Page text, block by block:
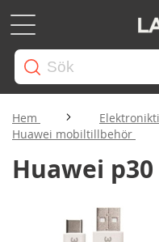
Hem
Huawei mobiltillbehör
Huawei